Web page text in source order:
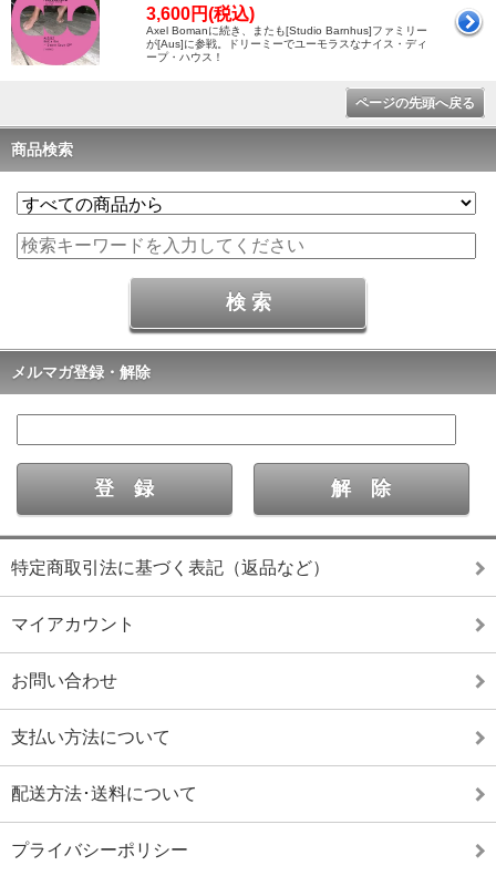
3,600円(税込)
Axel Bomanに続き、またも[Studio Barnhus]ファミリー
が[Aus]に参戦。ドリーミーでユーモラスなナイス・ディ
ープ・ハウス！
ページの先頭へ戻る
商品検索
メルマガ登録・解除
特定商取引法に基づく表記（返品など）
マイアカウント
お問い合わせ
支払い方法について
配送方法･送料について
プライバシーポリシー